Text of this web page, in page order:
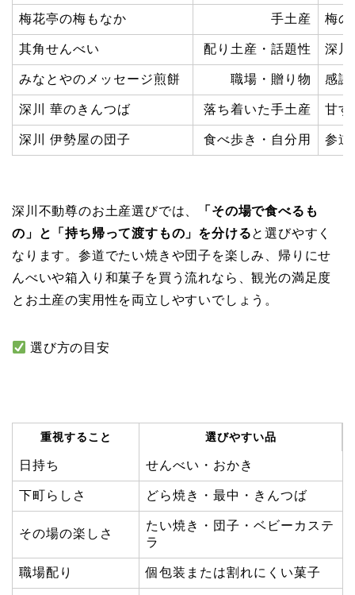
梅花亭の梅もなか 手土産 梅の
其角せんべい 配り土産・話題性 深川
みなとやのメッセージ煎餅 職場・贈り物 感謝
深川 華のきんつば 落ち着いた手土産 甘す
深川 伊勢屋の団子 食べ歩き・自分用 参道
深川不動尊のお土産選びでは、
「その場で食べるも
の」と「持ち帰って渡すもの」を分けると選びやすく
なります。参道でたい焼きや団子を楽しみ、帰りにせ
んべいや箱入り和菓子を買う流れなら、観光の満足度
とお土産の実用性を両立しやすいでしょう。
選び方の目安
重視すること 選びやすい品
日持ち せんべい・おかき
下町らしさ どら焼き・最中・きんつば
その場の楽しさ
たい焼き・団子・ベビーカステ
ラ
職場配り 個包装または割れにくい菓子